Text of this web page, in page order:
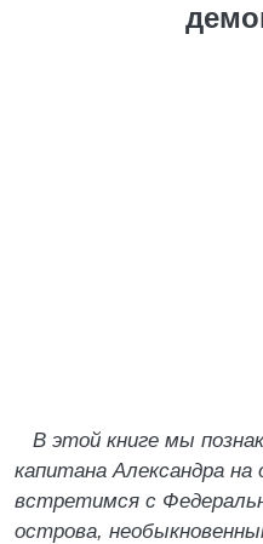
В этой книге мы
капитана Александра
встретимся с
острова,